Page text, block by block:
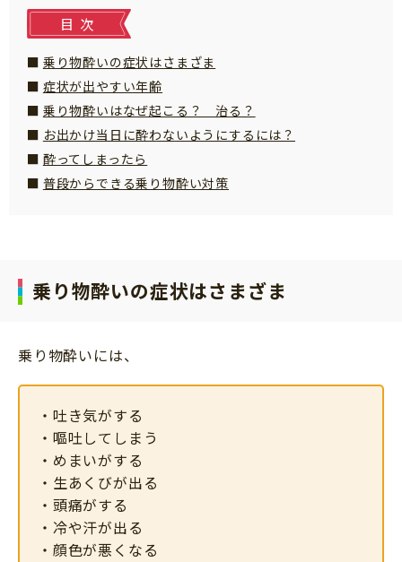
習い事
知育
マネー
健康
「こそだてまっぷ」とは
サイトのご利⽤にあたって
個⼈情報について
お問い合わせ
目次
乗り物酔いの症状はさまざま
症状が出やすい年齢
乗り物酔いはなぜ起こる？ 治る？
お出かけ当日に酔わないようにするには？
酔ってしまったら
普段からできる乗り物酔い対策
乗り物酔いの症状はさまざま
乗り物酔いには、
・吐き気がする
・嘔吐してしまう
・めまいがする
・生あくびが出る
・頭痛がする
・冷や汗が出る
・顔色が悪くなる